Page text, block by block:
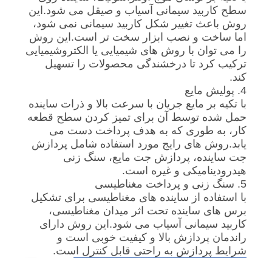
سطح کاربید سیمانی آسیاب و صیقل می شود.این
روش باعث تغییر شکل کاربید سیمانی نمی شود،
اما ساخت و نصب ابزار سخت تر است.این روش
را می توان با روش های شیمیایی یا الکتروشیمیایی
ترکیب کرد تا درخشندگی محصولات را تسهیل
کند.
4. پولیش مایع
با تکیه بر مایع جریان با سرعت بالا و ذرات ساینده
حمل شده توسط آن برای تمیز کردن سطح قطعه
کار، به طوری که به هدف پرداخت دست می
یابد.روش های رایج مورد استفاده شامل پردازش
جت ساینده، پردازش جت مایع، سنگ زنی
هیدرودینامیکی و غیره است.
5. سنگ زنی و پرداخت مغناطیسی
با استفاده از ساینده های مغناطیسی برای تشکیل
برس های ساینده تحت اثر میدان مغناطیسی،
کاربید سیمانی آسیاب می شود.این روش دارای
راندمان پردازش بالا و کیفیت خوبی است و
شرایط پردازش به راحتی قابل کنترل است.